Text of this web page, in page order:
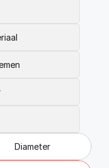
Diameter